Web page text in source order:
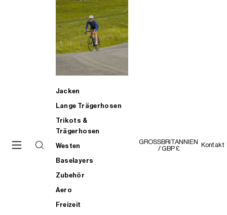
Jacken
Lange Trägerhosen
Trikots &
Trägerhosen
Westen
Baselayers
Zubehör
Aero
Freizeit
GROSSBRITANNIEN
/ GBP £
Kontakt